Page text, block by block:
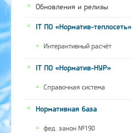
Обновления и релизы
IT ПО «Норматив-теплосеть»
Интерактивный расчёт
IT ПО «Норматив-НУР»
Справочная система
Нормативная база
фед. закон №190